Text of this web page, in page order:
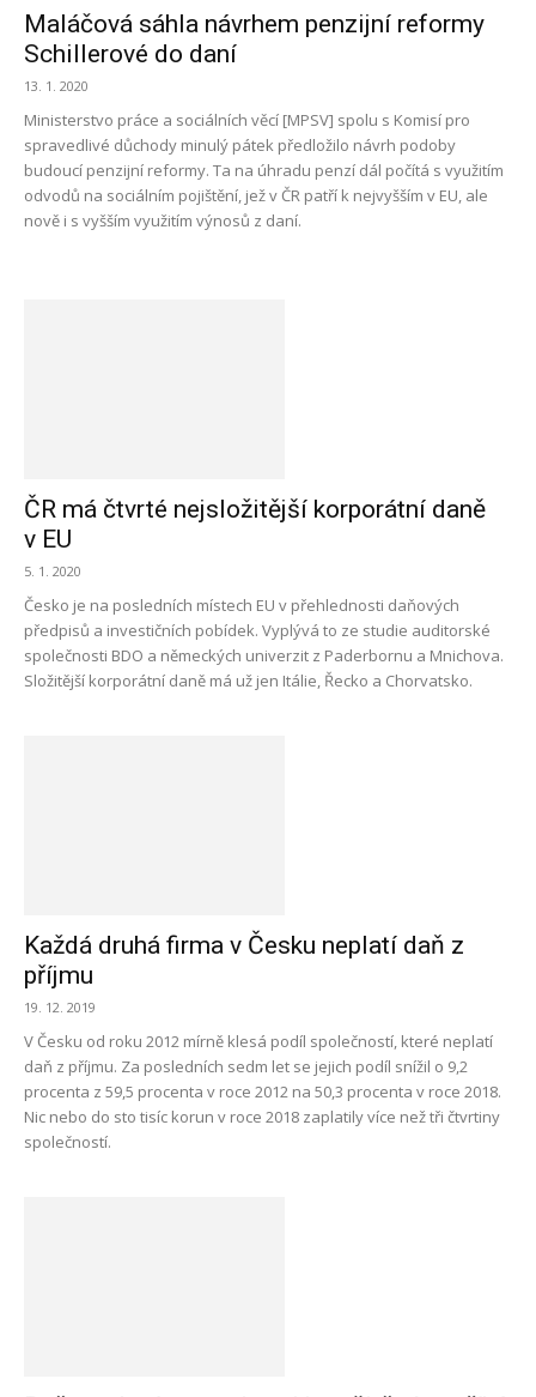
Maláčová sáhla návrhem penzijní reformy
Schillerové do daní
13. 1. 2020
Ministerstvo práce a sociálních věcí [MPSV] spolu s Komisí pro
spravedlivé důchody minulý pátek předložilo návrh podoby
budoucí penzijní reformy. Ta na úhradu penzí dál počítá s využitím
odvodů na sociálním pojištění, jež v ČR patří k nejvyšším v EU, ale
nově i s vyšším využitím výnosů z daní.
ČR má čtvrté nejsložitější korporátní daně
v EU
5. 1. 2020
Česko je na posledních místech EU v přehlednosti daňových
předpisů a investičních pobídek. Vyplývá to ze studie auditorské
společnosti BDO a německých univerzit z Paderbornu a Mnichova.
Složitější korporátní daně má už jen Itálie, Řecko a Chorvatsko.
Každá druhá firma v Česku neplatí daň z
příjmu
19. 12. 2019
V Česku od roku 2012 mírně klesá podíl společností, které neplatí
daň z příjmu. Za posledních sedm let se jejich podíl snížil o 9,2
procenta z 59,5 procenta v roce 2012 na 50,3 procenta v roce 2018.
Nic nebo do sto tisíc korun v roce 2018 zaplatily více než tři čtvrtiny
společností.